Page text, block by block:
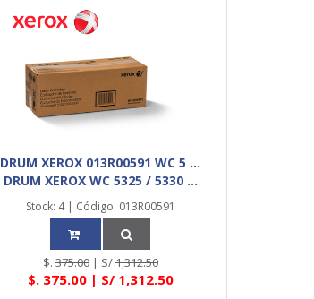
DRUM XEROX 013R00591 WC 5 ...
DRUM XEROX WC 5325 / 5330 ...
Stock: 4 | Código: 013R00591
$.375.00| S/1,312.50
$. 375.00| S/ 1,312.50